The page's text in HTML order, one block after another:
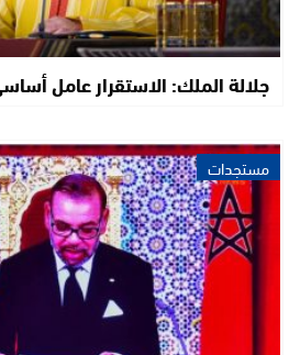
جلالة الملك: الاستقرار عامل
مستجدات